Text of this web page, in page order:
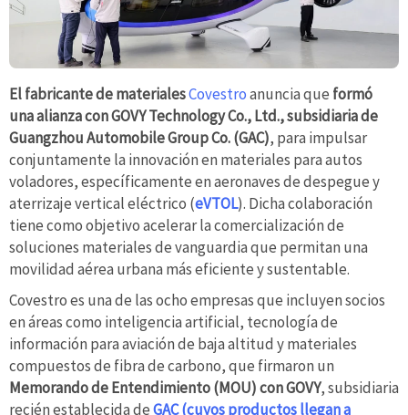
El fabricante de materialesCovestroanuncia que formó
una alianza con GOVY Technology Co., Ltd., subsidiaria de
Guangzhou Automobile Group Co. (GAC), para impulsar
conjuntamente la innovación en materiales para autos
voladores, específicamente en aeronaves de despegue y
aterrizaje vertical eléctrico (eVTOL). Dicha colaboración
tiene como objetivo acelerar la comercialización de
soluciones materiales de vanguardia que permitan una
movilidad aérea urbana más eficiente y sustentable.
Covestro es una de las ocho empresas que incluyen socios
en áreas como inteligencia artificial, tecnología de
información para aviación de baja altitud y materiales
compuestos de fibra de carbono, que firmaron un
Memorando de Entendimiento (MOU) con GOVY, subsidiaria
recién establecida deGAC(cuyos productos llegan a